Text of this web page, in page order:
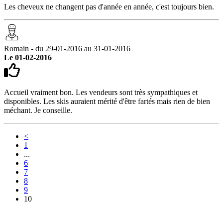
Les cheveux ne changent pas d'année en année, c'est toujours bien.
Romain - du 29-01-2016 au 31-01-2016
Le 01-02-2016
Accueil vraiment bon. Les vendeurs sont très sympathiques et
disponibles. Les skis auraient mérité d'être fartés mais rien de bien
méchant. Je conseille.
<
1
...
6
7
8
9
10